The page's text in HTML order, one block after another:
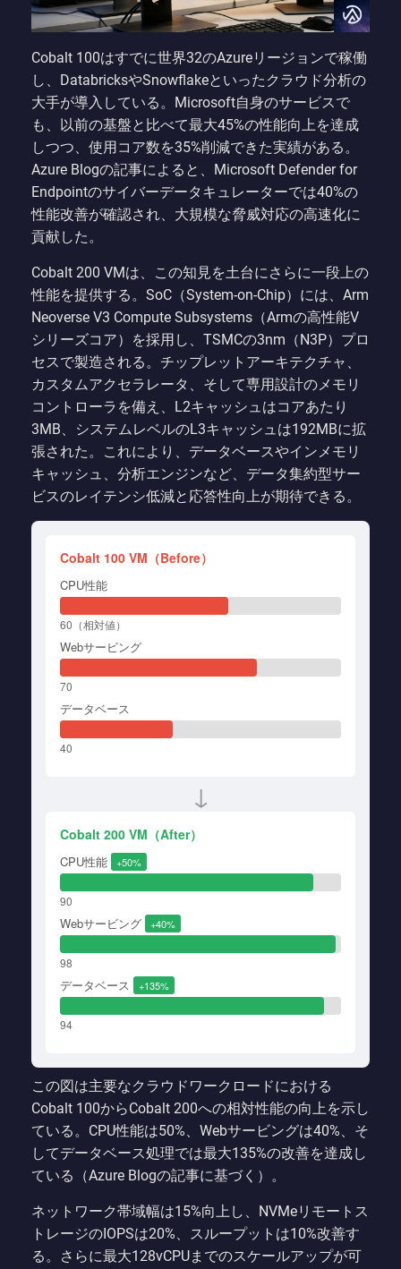
Cobalt 100はすでに世界32のAzureリージョンで稼働
し、DatabricksやSnowflakeといったクラウド分析の
大手が導入している。Microsoft自身のサービスで
も、以前の基盤と比べて最大45%の性能向上を達成
しつつ、使用コア数を35%削減できた実績がある。
Azure Blogの記事によると、Microsoft Defender for
Endpointのサイバーデータキュレーターでは40%の
性能改善が確認され、大規模な脅威対応の高速化に
貢献した。
Cobalt 200 VMは、この知見を土台にさらに一段上の
性能を提供する。SoC（System-on-Chip）には、Arm
Neoverse V3 Compute Subsystems（Armの高性能V
シリーズコア）を採用し、TSMCの3nm（N3P）プロ
セスで製造される。チップレットアーキテクチャ、
カスタムアクセラレータ、そして専用設計のメモリ
コントローラを備え、L2キャッシュはコアあたり
3MB、システムレベルのL3キャッシュは192MBに拡
張された。これにより、データベースやインメモリ
キャッシュ、分析エンジンなど、データ集約型サー
ビスのレイテンシ低減と応答性向上が期待できる。
Cobalt 100 VM（Before）
CPU性能
60（相対値）
Webサービング
70
データベース
40
↓
Cobalt 200 VM（After）
CPU性能 +50%
90
Webサービング +40%
98
データベース +135%
94
この図は主要なクラウドワークロードにおける
Cobalt 100からCobalt 200への相対性能の向上を示し
ている。CPU性能は50%、Webサービングは40%、そ
してデータベース処理では最大135%の改善を達成し
ている（Azure Blogの記事に基づく）。
ネットワーク帯域幅は15%向上し、NVMeリモートス
トレージのIOPSは20%、スループットは10%改善す
る。さらに最大128vCPUまでのスケールアップが可